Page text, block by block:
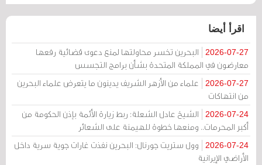
اقرأ أيضا
2026-07-27
البحرين تخسر محاولتها لمنع دعوى قضائية رفعها
معارضون في المملكة المتحدة بشأن برامج التجسس
2026-07-27
علماء من الأزهر الشريف يدينون ما يتعرض علماء البحرين
من انتهاكات
2026-07-24
الشيخ عادل الشعلة: ربط زيارة الأئمة بإذن الحكومة من
أكبر المحرمات.. ومنعها خطوة للهيمنة على الشعائر
2026-07-24
وول ستريت جورنال: البحرين نفذت غارات جوية سرية داخل
الأراضي الإيرانية